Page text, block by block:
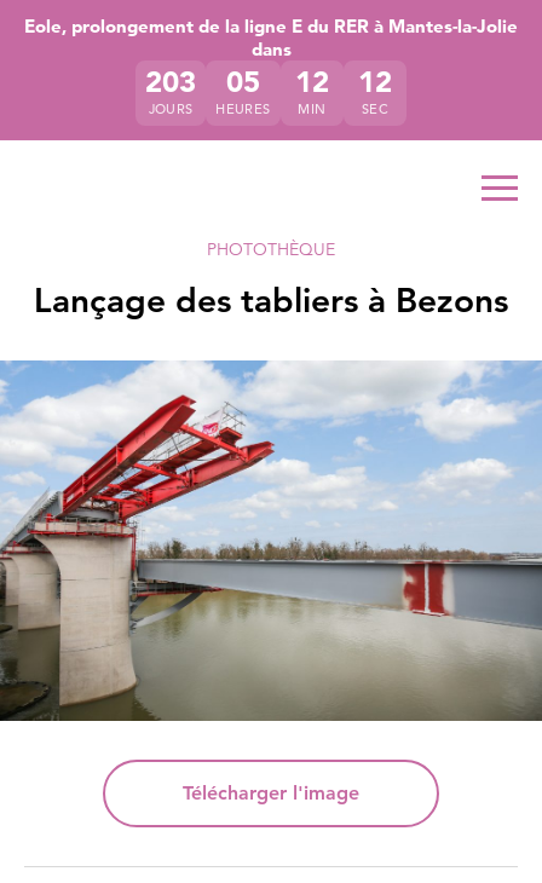
Accéder directement au contenu de la page
Accéder à la navigation principale
Accéder à la recherche
Eole, prolongement de la ligne E du RER à Mantes-la-Jolie
dans
203
JOURS
05
HEURES
12
MIN
12
SEC
PHOTOTHÈQUE
Lançage des tabliers à Bezons
Télécharger l'image